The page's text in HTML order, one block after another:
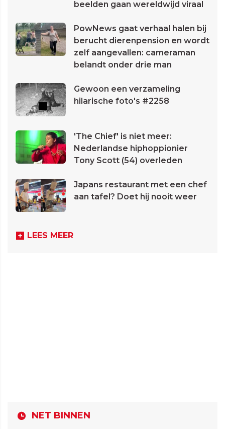
beelden gaan wereldwijd viraal
PowNews gaat verhaal halen bij
berucht dierenpension en wordt
zelf aangevallen: cameraman
belandt onder drie man
Gewoon een verzameling
hilarische foto's #2258
'The Chief' is niet meer:
Nederlandse hiphoppionier
Tony Scott (54) overleden
Japans restaurant met een chef
aan tafel? Doet hij nooit weer
LEES MEER
NET BINNEN